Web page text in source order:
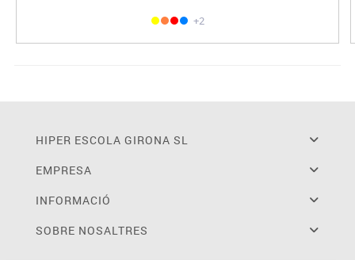
+2
HIPER ESCOLA GIRONA SL
EMPRESA
INFORMACIÓ
SOBRE NOSALTRES